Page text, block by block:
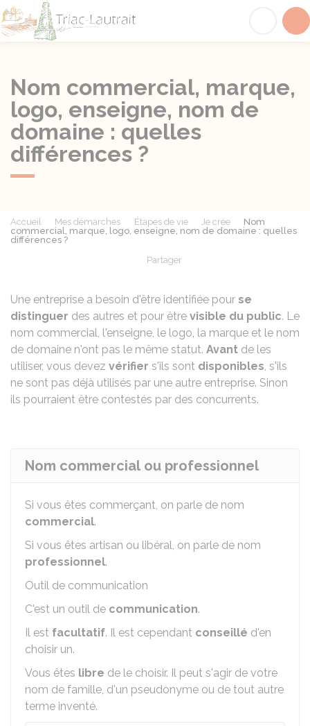
Nom commercial, marque,
logo, enseigne, nom de
domaine : quelles
différences ?
Accueil Mes démarches Étapes de vie Je crée
Nom
commercial, marque, logo, enseigne, nom de domaine : quelles
différences ?
Partager
Une entreprise a besoin d'être identifiée pour se
distinguer des autres et pour être visible du public. Le
nom commercial, l'enseigne, le logo, la marque et le nom
de domaine n'ont pas le même statut. Avant de les
utiliser, vous devez vérifier s'ils sont disponibles, s'ils
ne sont pas déjà utilisés par une autre entreprise. Sinon
ils pourraient être contestés par des concurrents.
Nom commercial ou professionnel
Si vous êtes commerçant, on parle de nom
commercial.
Si vous êtes artisan ou libéral, on parle de nom
professionnel.
Outil de communication
C'est un outil de communication.
Il est facultatif. Il est cependant conseillé d'en
choisir un.
Vous êtes libre de le choisir. Il peut s'agir de votre
nom de famille, d'un pseudonyme ou de tout autre
terme inventé.